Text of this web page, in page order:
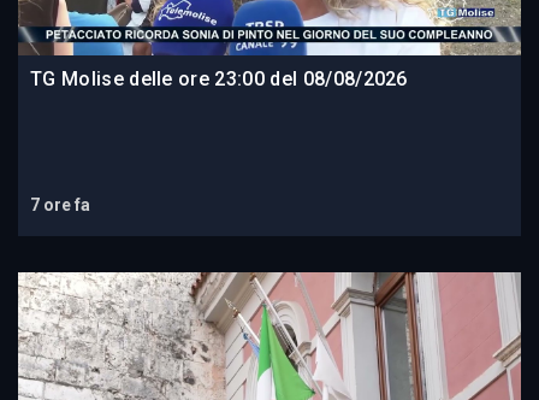
TG Molise delle ore 23:00 del 08/08/2026
7 ore fa